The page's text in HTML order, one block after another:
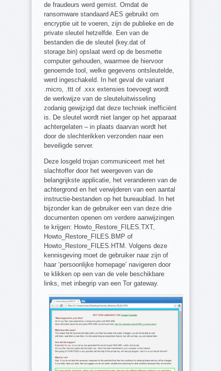
de fraudeurs werd gemist. Omdat de
ransomware standaard AES gebruikt om
encryptie uit te voeren, zijn de publieke en de
private sleutel hetzelfde. Een van de
bestanden die de sleutel (key.dat of
storage.bin) opslaat werd op de besmette
computer gehouden, waarmee de hiervoor
genoemde tool, welke gegevens ontsleutelde,
werd ingeschakeld. In het geval de variant
.micro, .ttt of .xxx extensies toevoegt wordt
de werkwijze van de sleuteluitwisseling
zodanig gewijzigd dat deze techniek inefficiënt
is. De sleutel wordt niet langer op het apparaat
achtergelaten – in plaats daarvan wordt het
door de slechterikken verzonden naar een
beveiligde server.
Deze losgeld trojan communiceert met het
slachtoffer door het weergeven van de
belangrijkste applicatie, het veranderen van de
achtergrond en het verwijderen van een aantal
instructie-bestanden op het bureaublad. In het
bijzonder kan de gebruiker een van deze drie
documenten openen om verdere aanwijzingen
te krijgen: Howto_Restore_FILES.TXT,
Howto_Restore_FILES.BMP of
Howto_Restore_FILES.HTM. Volgens deze
kennisgeving moet de gebruiker naar zijn of
haar ‘persoonlijke homepage’ navigeren door
te klikken op een van de vele beschikbare
links, met inbegrip van een Tor gateway.